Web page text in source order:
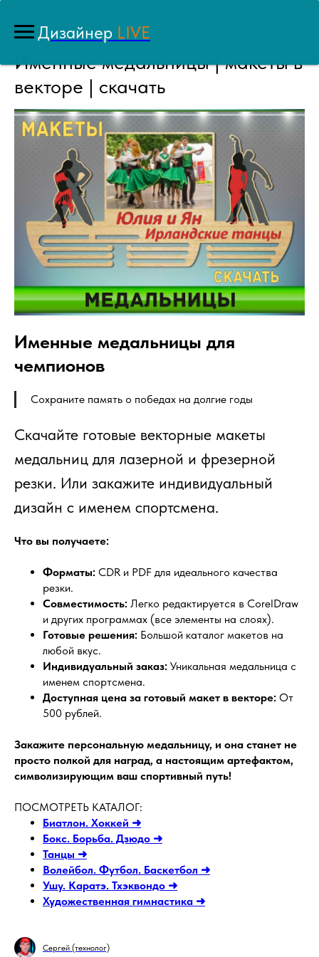
Дизайнер LIVE
Именные медальницы | макеты в
векторе | скачать
Именные медальницы для
чемпионов
Сохраните память о победах на долгие годы
Скачайте готовые векторные макеты
медальниц для лазерной и фрезерной
резки. Или закажите индивидуальный
дизайн с именем спортсмена.
Что вы получаете:
Форматы: CDR и PDF для идеального качества
резки.
Совместимость: Легко редактируется в CorelDraw
и других программах (все элементы на слоях).
Готовые решения: Большой каталог макетов на
любой вкус.
Индивидуальный заказ: Уникальная медальница с
именем спортсмена.
Доступная цена за готовый макет в векторе: От
500 рублей.
Закажите персональную медальницу, и она станет не
просто полкой для наград, а настоящим артефактом,
символизирующим ваш спортивный путь!
ПОСМОТРЕТЬ КАТАЛОГ:
Биатлон. Хоккей ➜
Бокс. Борьба. Дзюдо ➜
Танцы ➜
Волейбол. Футбол. Баскетбол ➜
Ушу. Каратэ. Тхэквондо ➜
Художественная гимнастика ➜
Сергей (технолог)